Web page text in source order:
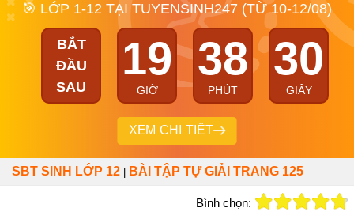
🎯 LỚP 1-12 TẠI TUYENSINH247 (TỪ 10-12/08)
BẮT
ĐẦU
SAU
19
GIỜ
38
PHÚT
30
GIÂY
XEM CHI TIẾT
SBT SINH LỚP 12 BÀI TẬP TỰ GIẢI TRANG 125
Bình chọn: